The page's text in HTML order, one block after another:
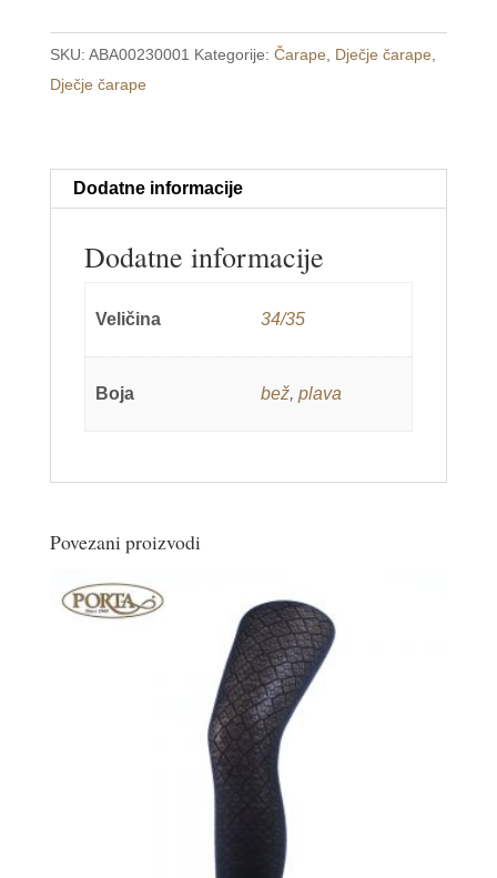
34-
35
količina
SKU: ABA00230001 Kategorije: Čarape Dječje čarape
Dječje čarape
Dodatne informacije
Dodatne informacije
Veličina 34/35
Boja bež,plava
Povezani proizvodi